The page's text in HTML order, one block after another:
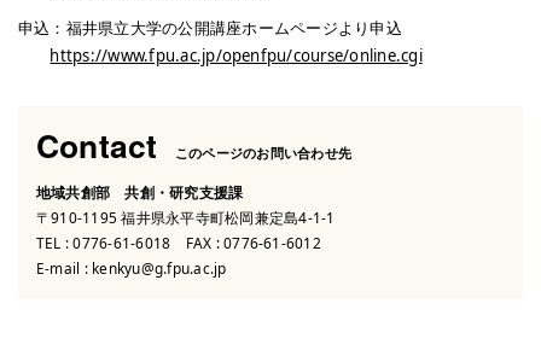
申込：福井県立大学の公開講座ホームページより申込
https://www.fpu.ac.jp/openfpu/course/online.cgi
Contact このページのお問い合わせ先
地域共創部 共創・研究支援課
〒910-1195 福井県永平寺町松岡兼定島4-1-1
TEL :0776-61-6018 FAX : 0776-61-6012
E-mail : kenkyu@g.fpu.ac.jp